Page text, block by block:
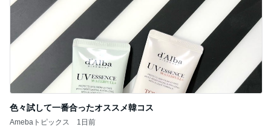
色々試して一番合ったオススメ韓コス
Amebaトピックス 1日前